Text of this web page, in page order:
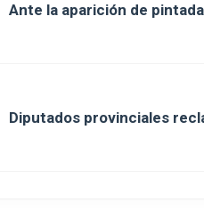
Ante la aparición de
Diputados provinciales